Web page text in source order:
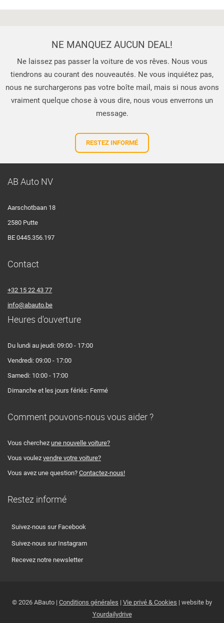
NE MANQUEZ AUCUN DEAL!
Ne laissez pas passer la voiture de vos rêves. Nous vous
tiendrons au courant des nouveautés. Ne vous inquiétez pas,
nous ne surchargerons pas votre boîte mail, mais si nous avons
vraiment quelque chose à vous dire, nous vous enverrons un
message.
RESTEZ INFORMÉ
AB Auto NV
Aarschotbaan 18
2580 Putte
BE 0445.356.197
Contact
+32 15 22 43 77
info@abauto.be
Heures d'ouverture
Du lundi au jeudi: 09:00 - 17:00
Vendredi: 09:00 - 17:00
Samedi: 10:00 - 17:00
Dimanche et les jours fériés: Fermé
Comment pouvons-nous vous aider ?
Vous cherchez une nouvelle voiture?
Vous voulez vendre votre voiture?
Vous avez une question? Contactez-nous!
Restez informé
Suivez-nous sur Facebook
Suivez-nous sur Instagram
Recevez notre newsletter
© 2026 ABauto | Conditions générales | Vie privé & Cookies | website by
Yourdailydrive